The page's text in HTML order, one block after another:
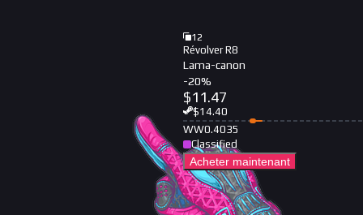
12
Révolver R8
Lama-canon
-20%
$11.47
$14.40
WW0.4035
Classified
Acheter maintenant